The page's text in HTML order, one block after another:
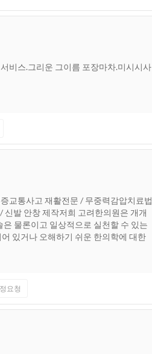
비스.그리운 그이름 포장마차.미시시사
교통사고 재활전문 / 무중력감압치료법
발 안창 제작저희 고려한의원은 개개
물론이고 일상적으로 실천할 수 있는
있거나 오해하기 쉬운 한의학에 대한
요청